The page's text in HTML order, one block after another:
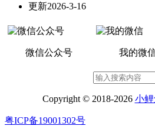
更新2026-3-16
微信公众号 我的微
Copyright © 2018-2026 小
粤ICP备19001302号